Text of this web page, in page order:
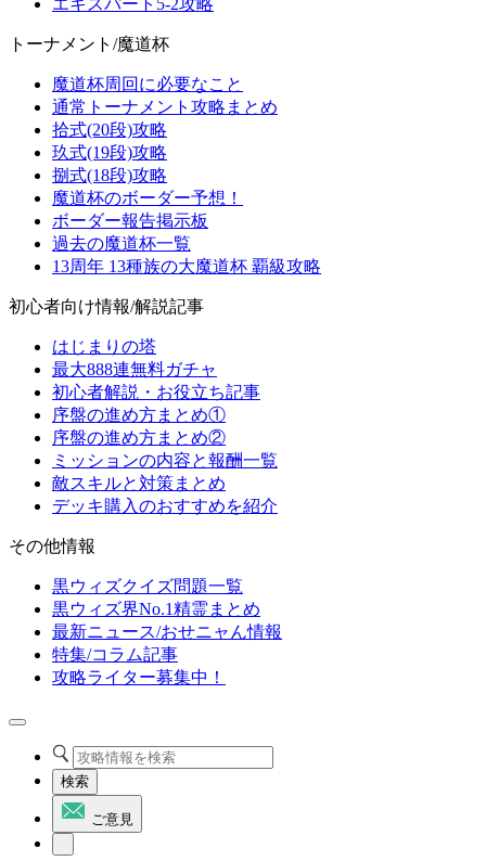
エキスパート5-2攻略
トーナメント/魔道杯
魔道杯周回に必要なこと
通常トーナメント攻略まとめ
拾式(20段)攻略
玖式(19段)攻略
捌式(18段)攻略
魔道杯のボーダー予想！
ボーダー報告掲示板
過去の魔道杯一覧
13周年 13種族の大魔道杯 覇級攻略
初心者向け情報/解説記事
はじまりの塔
最大888連無料ガチャ
初心者解説・お役立ち記事
序盤の進め方まとめ①
序盤の進め方まとめ②
ミッションの内容と報酬一覧
敵スキルと対策まとめ
デッキ購入のおすすめを紹介
その他情報
黒ウィズクイズ問題一覧
黒ウィズ界No.1精霊まとめ
最新ニュース/おせニャん情報
特集/コラム記事
攻略ライター募集中！
検索
ご意見